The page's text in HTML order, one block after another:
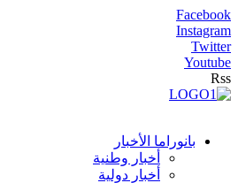
Facebook
Instagram
Twitter
Youtube
Rss
بانوراما الأخبار
أخبار وطنية
أخبار دولية